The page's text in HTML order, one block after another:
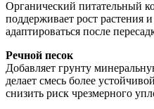
Органический питательный
поддерживает рост растения
адаптироваться после
Речной песок
Добавляет грунту
делает смесь более
снизить риск чрезмерного